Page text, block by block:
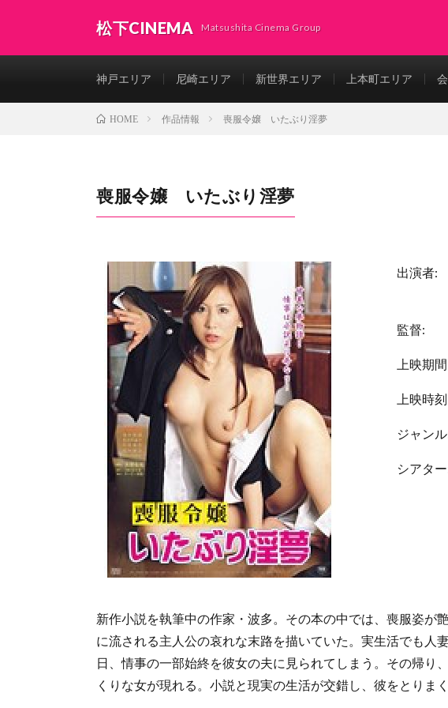
松下CINEMA Matsushita Cinema Group
神戸エリア 尼崎エリア 新世界エリア 上本町エリア
HOME 作品情報 喪服令嬢 いたぶり淫夢
喪服令嬢 いたぶり淫夢
出演者:
監督:
上映期間
上映時
ジャン
シアタ
新作小説を執筆中の作家・波多。その本の中では、喪服姿が
に流される主人公の哀れな末路を描いていた。実生活でも人
日、情事の一部始終を彼女の夫に見られてしまう。その帰り
くりな女が現れる。小説と現実の生活が交錯し、彼をとりま